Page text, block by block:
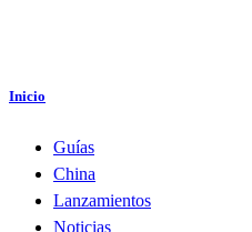
Inicio
Guías
China
Lanzamientos
Noticias